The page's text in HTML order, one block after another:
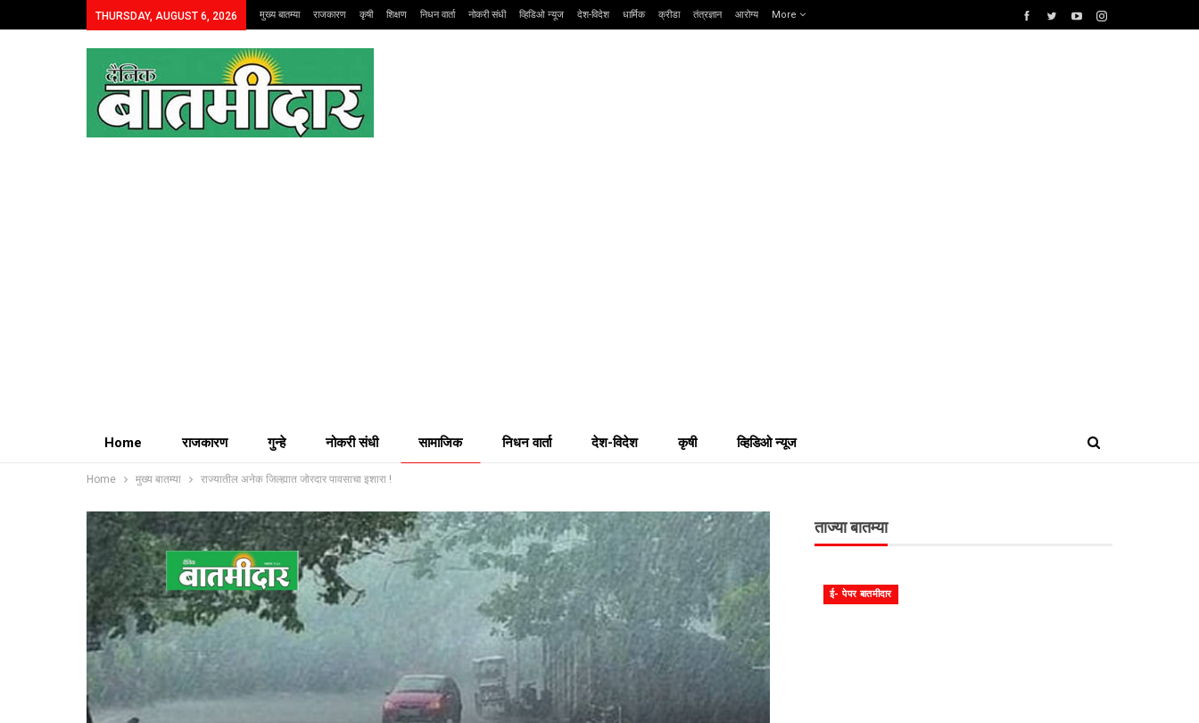
THURSDAY, AUGUST 6, 2026 मुख्य बातम्या राजकारण कृषी शिक्षण निधन वार्ता नोकरी संधी व्हिडिओ न्यूज देश-विदेश धार्मिक क्रीडा तंत्रज्ञान आरोग्य More
Home राजकारण गुन्हे नोकरी संधी सामाजिक निधन वार्ता देश-विदेश कृषी व्हिडिओ न्यूज
Home मुख्य बातम्या राज्यातील अनेक जिल्ह्यात जोरदार पावसाचा इशारा !
ताज्या बातम्या
ई- पेपर बातमीदार